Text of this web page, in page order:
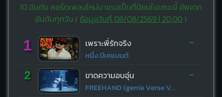
10 อันดับ คอร์ดเพลงใหม่มาแรงเป็นที่นิยมในขณะนี้ อัพเดท
อันดับทุกวัน ( ข้อมูลวันที่ 08/08/2569 | 20:00)
1 เพราะพี่รักจริง
หนึ่ง บีเคแบนด์
-
2 ขาดความอบอุ่น
FREEHAND (genie Verse Vol.1)
-